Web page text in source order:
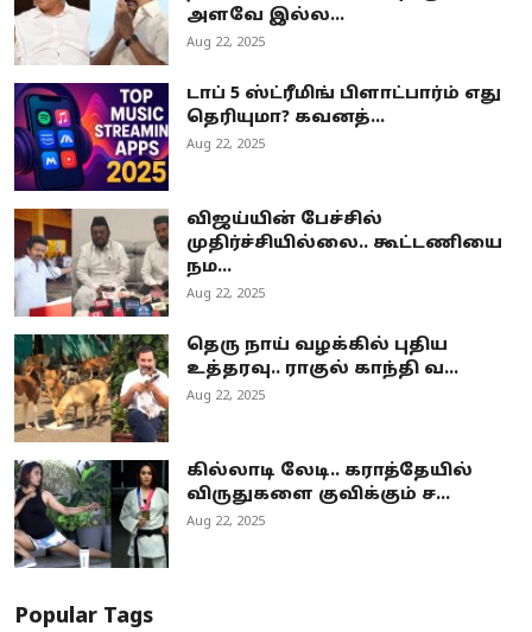
அளவே இல்ல...
Aug 22, 2025
டாப் 5 ஸ்ட்ரீமிங் பிளாட்பார்ம் எது
தெரியுமா? கவனத்...
Aug 22, 2025
விஜய்யின் பேச்சில்
முதிர்ச்சியில்லை.. கூட்டணியை
நம...
Aug 22, 2025
தெரு நாய் வழக்கில் புதிய
உத்தரவு.. ராகுல் காந்தி வ...
Aug 22, 2025
கில்லாடி லேடி.. கராத்தேயில்
விருதுகளை குவிக்கும் ச...
Aug 22, 2025
Popular Tags